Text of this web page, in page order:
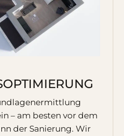
– am besten vor dem
der Sanierung. Wir